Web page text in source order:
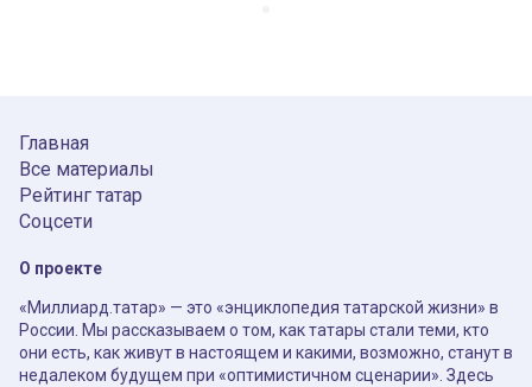
Главная
Все материалы
Рейтинг татар
Соцсети
О проекте
«Миллиард.татар» — это «энциклопедия татарской жизни» в
России. Мы рассказываем о том, как татары стали теми, кто
они есть, как живут в настоящем и какими, возможно, станут в
недалеком будущем при «оптимистичном сценарии». Здесь